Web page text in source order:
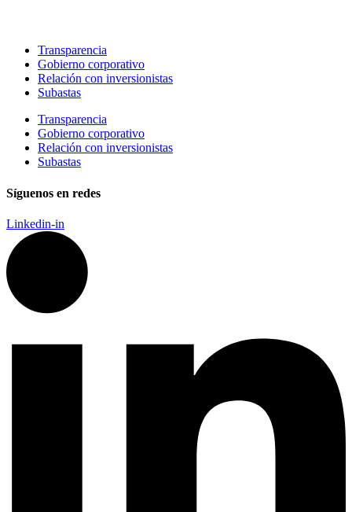
Transparencia
Gobierno corporativo
Relación con inversionistas
Subastas
Transparencia
Gobierno corporativo
Relación con inversionistas
Subastas
Síguenos en redes
Linkedin-in